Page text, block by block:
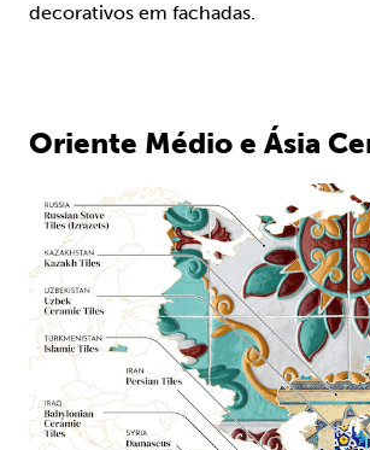
decorativos em fachadas.
Oriente Médio e Ásia